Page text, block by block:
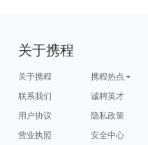
关于携程
关于携程
携程热点
联系我们
诚聘英才
用户协议
隐私政策
营业执照
安全中心